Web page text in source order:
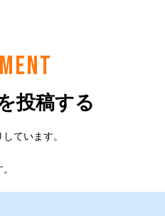
投稿する
ています。